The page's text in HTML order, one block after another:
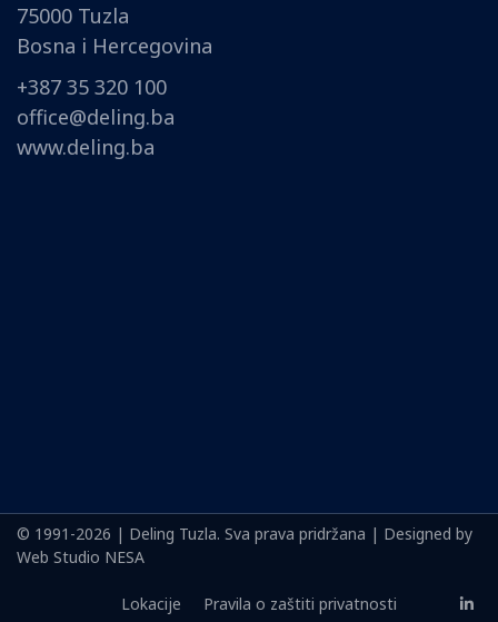
75000 Tuzla
Bosna i Hercegovina
+387 35 320 100
office@deling.ba
www.deling.ba
© 1991-2026 | Deling Tuzla. Sva prava pridržana | Designed by
Web Studio NESA
Lokacije Pravila o zaštiti privatnosti